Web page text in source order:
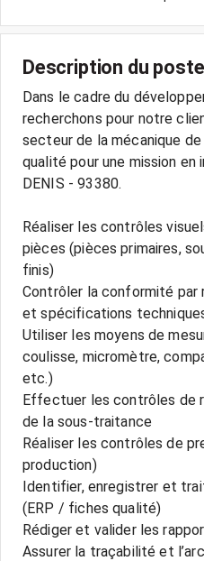
Description du poste
Dans le cadre du
recherchons pour notre
secteur de la mécanique
qualité pour une mission en
DENIS - 93380.
Réaliser les contrôles
pièces (pièces primaires,
finis)
Contrôler la conformité par
et spécifications
Utiliser les moyens de
coulisse, micromètre,
etc.)
Effectuer les contrôles de
de la sous-traitance
Réaliser les contrôles de
production)
Identifier, enregistrer et
(ERP / fiches qualité)
Rédiger et valider les
Assurer la traçabilité et